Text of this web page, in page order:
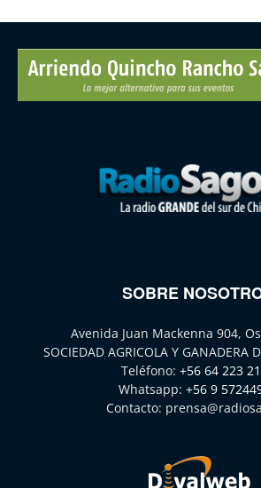
SOBRE
Avenida Juan Mackenna 904,
SOCIEDAD AGRICOLA Y GANADERA
Teléfono: +56 64 223
Whatsapp: +56 9
Contacto: